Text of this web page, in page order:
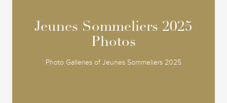
Jeunes Sommeliers 2025
Photos
Photo Galleries of Jeunes Sommeliers 2025
Jeunes Sommeliers 2025
Photos